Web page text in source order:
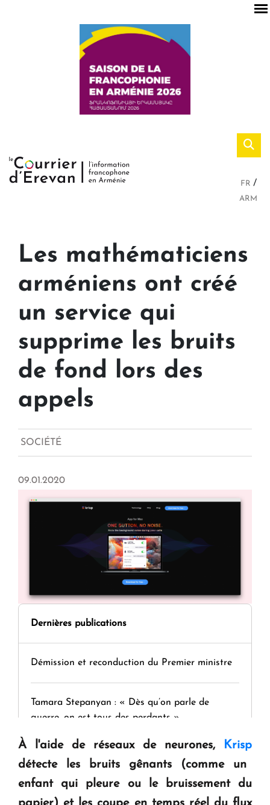
FR
ARM
Les mathématiciens
arméniens ont créé
un service qui
supprime les bruits
de fond lors des
appels
SOCIÉTÉ
09.01.2020
Dernières publications
Démission et reconduction du Premier ministre
Tamara Stepanyan : « Dès qu’on parle de
guerre, on est tous des perdants »
" Tant qu'il n'existe pas d'alternative concrète, la
question d'un référendum ne se pose pas. "
À l'aide de réseaux de neurones, Krisp
détecte les bruits gênants (comme un
enfant qui pleure ou le bruissement du